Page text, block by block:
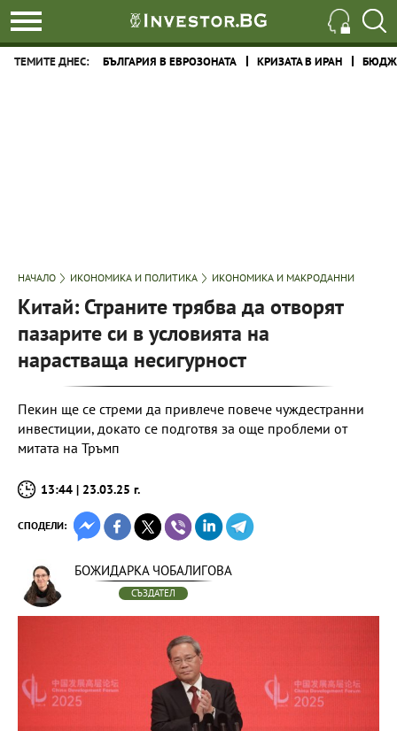
ТЕМИТЕ ДНЕС: БЪЛГАРИЯ В ЕВРОЗОНАТА КРИЗАТА В ИРАН
НАЧАЛО ИКОНОМИКА И ПОЛИТИКА ИКОНОМИКА И МАКРОДАННИ
Китай: Страните трябва да отворят
пазарите си в условията на
нарастваща несигурност
Пекин ще се стреми да привлече повече чуждестранни
инвестиции, докато се подготвя за още проблеми от
митата на Тръмп
13:44 | 23.03.25 г.
СПОДЕЛИ:
БОЖИДАРКА ЧОБАЛИГОВА
СЪЗДАТЕЛ